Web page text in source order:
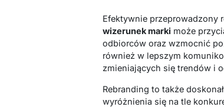
Efektywnie przeprowadzony
wizerunek marki może
odbiorców oraz wzmocnić
również w lepszym
zmieniających się trendów i
Rebranding to także
wyróżnienia się na tle